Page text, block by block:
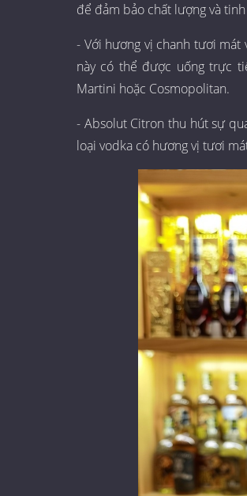
để đảm bảo chất lượng và
- Với hương vị chanh tươi
này có thể được uống trực
Martini hoặc Cosmopolitan.
- Absolut Citron thu hút sự
loại vodka có hương vị tươi